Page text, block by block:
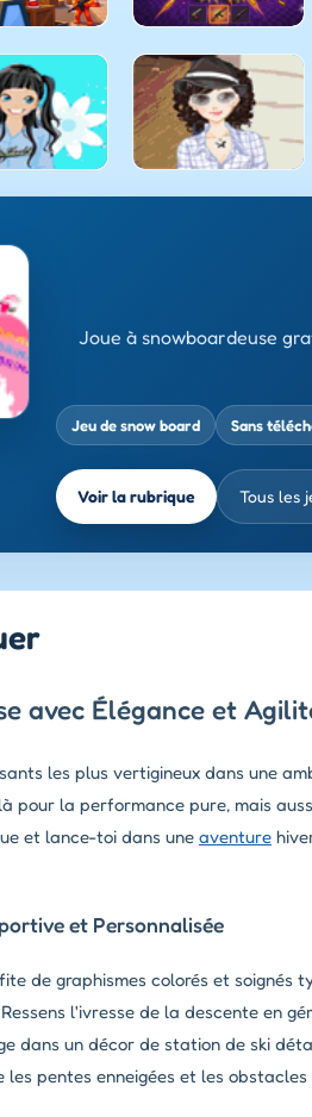
Joue à snowboardeuse
Jeu de snow board Sans
Voir la rubrique Tous les
avec Élégance et
les plus vertigineux dans une
pour la performance pure, mais
et lance-toi dans une aventure
et Personnalisée
de graphismes colorés et soignés
Ressens l'ivresse de la descente en
dans un décor de station de ski
les pentes enneigées et les